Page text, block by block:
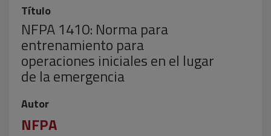
Título
NFPA 1410: Norma para
entrenamiento para
operaciones iniciales en el lugar
de la emergencia
Autor
NFPA